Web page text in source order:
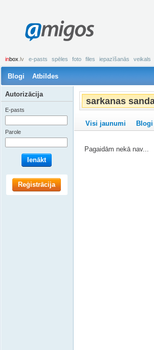
amigos
inbox .lv e-pasts spēles foto files iepazīšanās veikals
Blogi Atbildes
sarkanas
Visi jaunumi Blogi
Pagaidām nekā nav...
Autorizācija
E-pasts
Parole
Ienākt
Reģistrācija